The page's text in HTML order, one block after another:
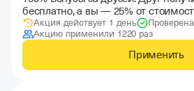
бесплатно, а вы — 25% от
Акция действует 1 день Проверена
Акцию применили 1220 раз
Применить